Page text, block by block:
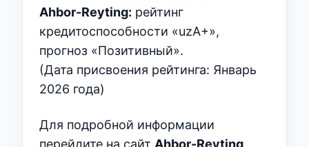
Ahbor-Reyting: рейтинг
кредитоспособности «uzA+»,
прогноз «Позитивный».
(Дата присвоения рейтинга: Январь
2026 года)
Для подробной информации
перейдите на сайт Ahbor-Reyting